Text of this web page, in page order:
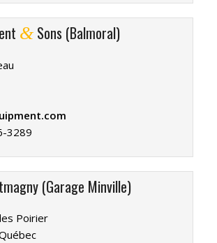
&Sons (Balmoral)
3289
(Garage Minville)
Poirier